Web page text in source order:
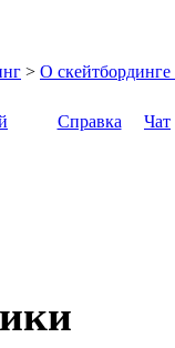
> О скейтбординге
Справка Чат